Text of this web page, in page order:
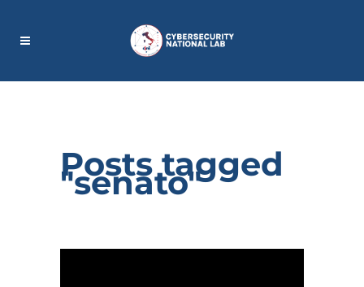
Posts tagged
"senato"